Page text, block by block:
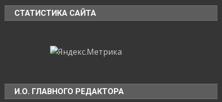
СТАТИСТИКА САЙТА
И.О. ГЛАВНОГО РЕДАКТОРА